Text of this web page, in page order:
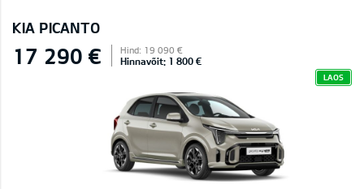
KIA PICANTO
17 290 € Hind: 19 090 €
Hinnavõit: 1 800 €
LAOS